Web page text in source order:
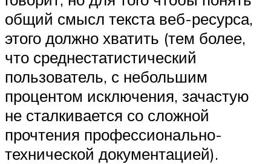
общий смысл текста веб-ресурса,
этого должно хватить (тем более,
что среднестатистический
пользователь, с небольшим
процентом исключения, зачастую
не сталкивается со сложной
прочтения профессионально-
технической документацией).